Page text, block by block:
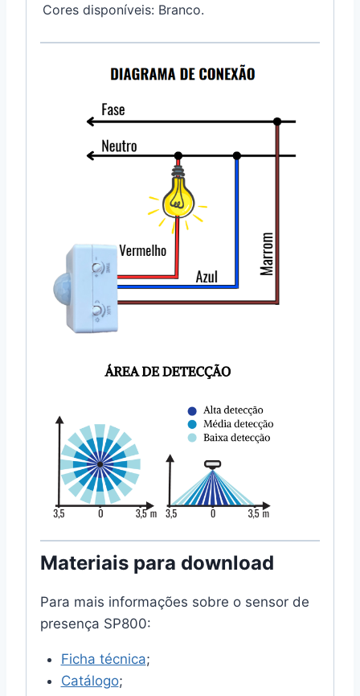
Cores disponíveis: Branco.
Materiais para download
Para mais informações sobre o sensor de
presença SP800:
Ficha técnica;
Catálogo;